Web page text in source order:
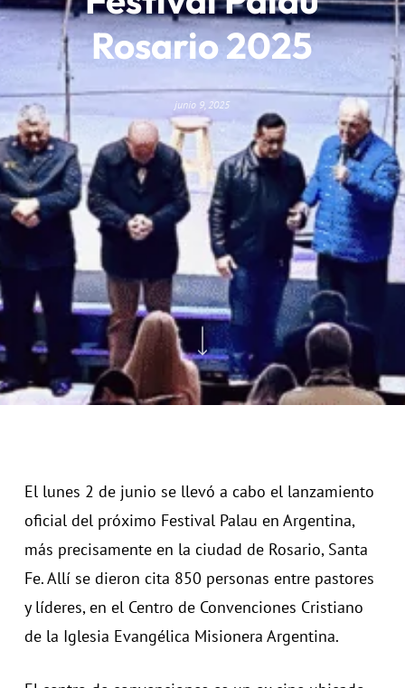
Rosario 2025
junio 9, 2025
El lunes 2 de junio se llevó a cabo el lanzamiento
oficial del próximo Festival Palau en Argentina,
más precisamente en la ciudad de Rosario, Santa
Fe. Allí se dieron cita 850 personas entre pastores
y líderes, en el Centro de Convenciones Cristiano
de la Iglesia Evangélica Misionera Argentina.